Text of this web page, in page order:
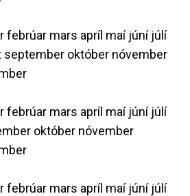
febrúar mars apríl maí júní júlí
september október nóvember
febrúar mars apríl maí júní júlí
október nóvember
febrúar mars apríl maí júní júlí